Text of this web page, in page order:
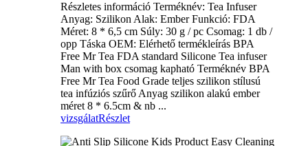
Részletes információ Terméknév: Tea Infuser
Anyag: Szilikon Alak: Ember Funkció: FDA
Méret: 8 * 6,5 cm Súly: 30 g / pc Csomag: 1 db /
opp Táska OEM: Elérhető termékleírás BPA
Free Mr Tea FDA standard Silicone Tea infuser
Man with box csomag kapható Terméknév BPA
Free Mr Tea Food Grade teljes szilikon stílusú
tea infúziós szűrő Anyag szilikon alakú ember
méret 8 * 6.5cm & nb ...
vizsgálatRészlet